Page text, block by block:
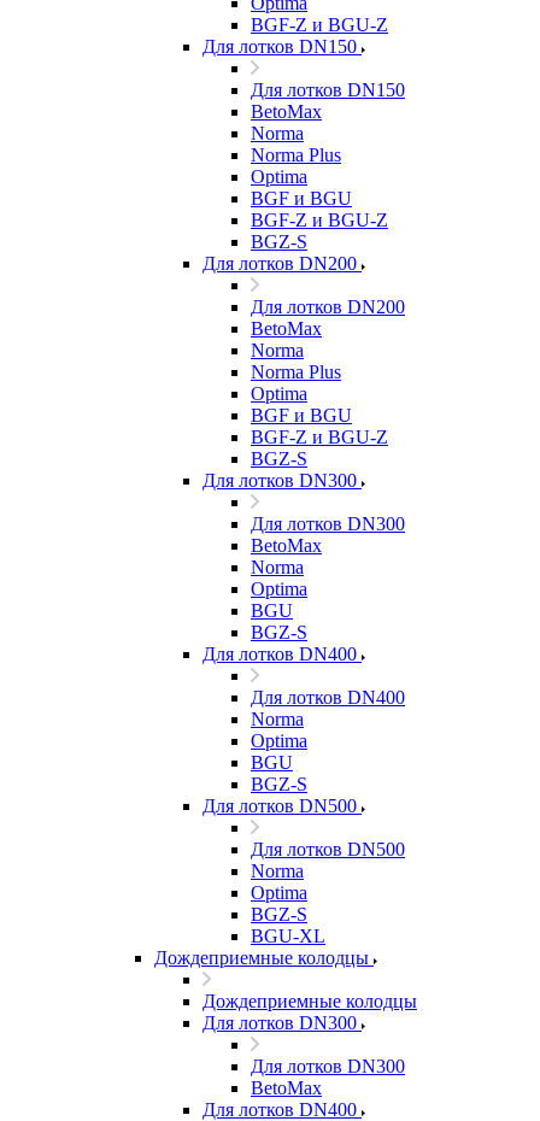
BGF-Z и BGU-Z
Для лотков DN150
Для лотков DN150
BetoMax
Norma
Norma Plus
Optima
BGF и BGU
BGF-Z и BGU-Z
BGZ-S
Для лотков DN200
Для лотков DN200
BetoMax
Norma
Norma Plus
Optima
BGF и BGU
BGF-Z и BGU-Z
BGZ-S
Для лотков DN300
Для лотков DN300
BetoMax
Norma
Optima
BGU
BGZ-S
Для лотков DN400
Для лотков DN400
Norma
Optima
BGU
BGZ-S
Для лотков DN500
Для лотков DN500
Norma
Optima
BGZ-S
BGU-XL
Дождеприемные колодцы
Дождеприемные колодцы
Для лотков DN300
Для лотков DN300
BetoMax
Для лотков DN400